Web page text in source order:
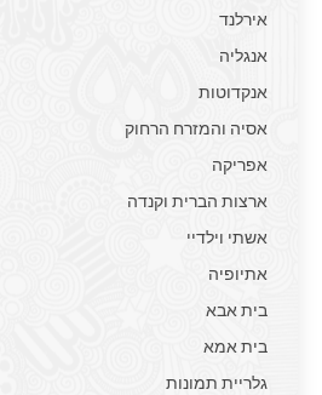
אירלנד
אנגליה
אנקדוטות
אסיה והמזרח הרחוק
אפריקה
ארצות הברית וקנדה
אשתי וילדיי
אתיופיה
בית אבא
בית אמא
גלריית תמונות